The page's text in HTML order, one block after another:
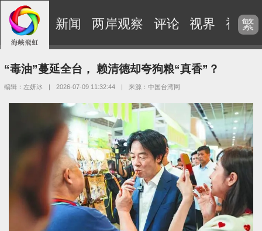
新闻 两岸观察 评论 视界 视频
繁
“毒油”蔓延全台， 赖清德却夸狗粮“真香”？
编辑：左妍冰 | 2026-07-09 11:32:44 | 来源：中国台湾网